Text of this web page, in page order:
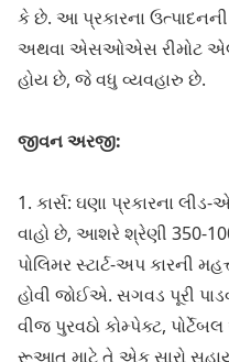
કે છે. આ પ્રકારના
અથવા એસઓએસ રીમોટ
હોય છે, જે વધુ વ્યવહારુ છે.
જીવન અરજી:
1. કાર્સ: ઘણા પ્રકારના લીડ-
વાહો છે, આશરે શ્રેણી 350-
પોલિમર સ્ટાર્ટ-અપ કારની
હોવી જોઈએ. સગવડ પૂરી
વીજ પુરવઠો કોમ્પેક્ટ,
રૂઆત માટે તે એક સારો